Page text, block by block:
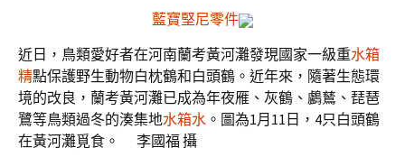
藍寶堅尼零件
近日，鳥類愛好者在河南蘭考黃河灘發現國家一級重水箱
精點保護野生動物白枕鶴和白頭鶴。近年來，隨著生態環
境的改良，蘭考黃河灘已成為年夜雁、灰鶴、鸕鶿、琵琶
鷺等鳥類過冬的湊集地水箱水 。圖為1月11日，4只白頭鶴
在黃河灘覓食。 李國福 攝